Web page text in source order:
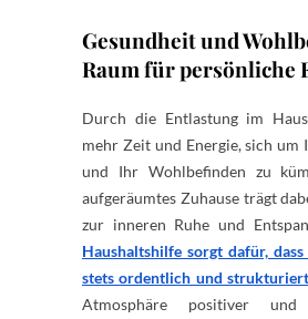
Gesundheit und
Raum für persönliche
Durch die Entlastung im
mehr Zeit und Energie, sich um
und Ihr Wohlbefinden zu
aufgeräumtes Zuhause trägt
zur inneren Ruhe und
Haushaltshilfe sorgt dafür,
stets ordentlich und strukturiert
Atmosphäre positiver und